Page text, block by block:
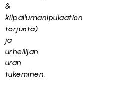
&
kilpailumanipulaation
torjunta)
ja
urheilijan
uran
tukeminen.